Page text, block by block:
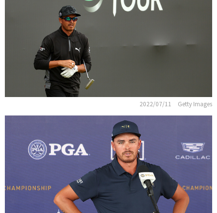
2022/07/11 Getty Images